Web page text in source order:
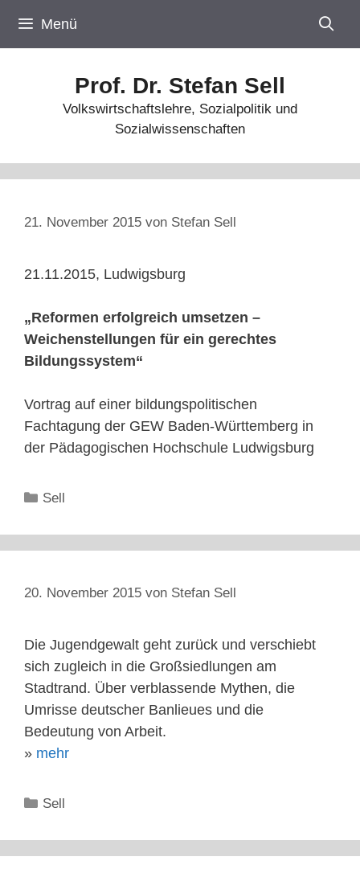
Inhalt
springen
Menü
Prof. Dr. Stefan Sell
Volkswirtschaftslehre, Sozialpolitik und
Sozialwissenschaften
21. November 2015 von Stefan Sell
21.11.2015, Ludwigsburg
„Reformen erfolgreich umsetzen –
Weichenstellungen für ein gerechtes
Bildungssystem“
Vortrag auf einer bildungspolitischen
Fachtagung der GEW Baden-Württemberg in
der Pädagogischen Hochschule Ludwigsburg
Kategorien
Sell
20. November 2015 von Stefan Sell
Die Jugendgewalt geht zurück und verschiebt
sich zugleich in die Großsiedlungen am
Stadtrand. Über verblassende Mythen, die
Umrisse deutscher Banlieues und die
Bedeutung von Arbeit.
» mehr
Kategorien
Sell